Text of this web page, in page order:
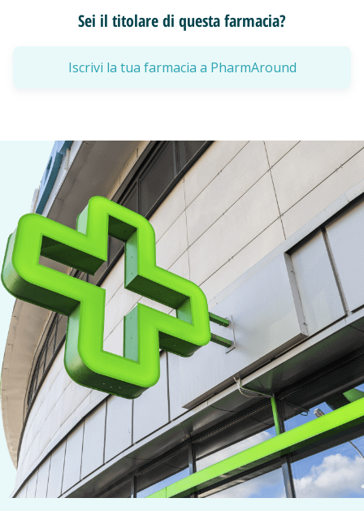
Sei il titolare di questa farmacia?
Iscrivi la tua farmacia a PharmAround